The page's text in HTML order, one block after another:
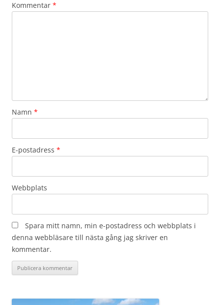
Kommentar *
Namn *
E-postadress *
Webbplats
Spara mitt namn, min e-postadress och webbplats i
denna webbläsare till nästa gång jag skriver en
kommentar.